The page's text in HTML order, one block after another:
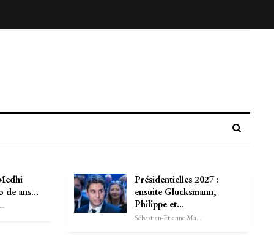
de ans…
Sébastien-Étienne Marechal
Présidentielles 2027 :
ensuite Glucksmann,
Philippe et…
Sébastien-Étienne Marechal